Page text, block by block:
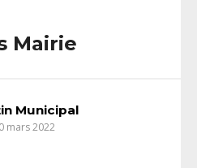
Mairie
Municipal
mars 2022